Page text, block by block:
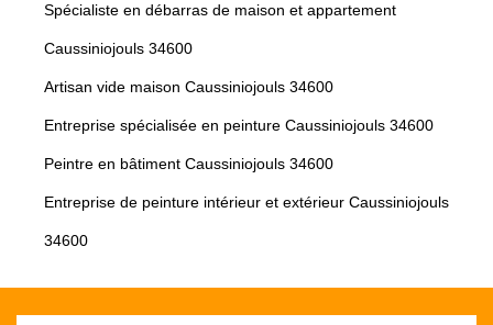
Spécialiste en débarras de maison et appartement
Caussiniojouls 34600
Artisan vide maison Caussiniojouls 34600
Entreprise spécialisée en peinture Caussiniojouls 34600
Peintre en bâtiment Caussiniojouls 34600
Entreprise de peinture intérieur et extérieur Caussiniojouls
34600